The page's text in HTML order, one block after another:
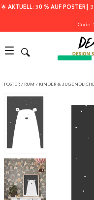
🌟 AKTUELL: 30 % AUF POSTER┃
Code:
POSTER / RUM / KINDER &